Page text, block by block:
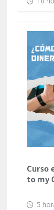
Curso
to my
5